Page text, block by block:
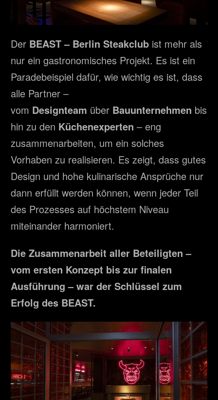
Der BEAST – Berlin Steakclub ist mehr als
nur ein gastronomisches Projekt. Es ist ein
Paradebeispiel dafür, wie wichtig es ist, dass
alle Partner –
vom Designteam über Bauunternehmen bis
hin zu den Küchenexperten – eng
zusammenarbeiten, um ein solches
Vorhaben zu realisieren. Es zeigt, dass gutes
Design und hohe kulinarische Ansprüche nur
dann erfüllt werden können, wenn jeder Teil
des Prozesses auf höchstem Niveau
miteinander harmoniert.
Die Zusammenarbeit aller Beteiligten –
vom ersten Konzept bis zur finalen
Ausführung – war der Schlüssel zum
Erfolg des BEAST.